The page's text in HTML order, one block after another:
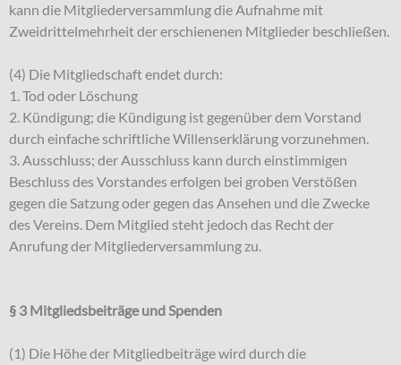
kann die Mitgliederversammlung die Aufnahme mit
Zweidrittelmehrheit der erschienenen Mitglieder beschließen.
(4) Die Mitgliedschaft endet durch:
1. Tod oder Löschung
2. Kündigung; die Kündigung ist gegenüber dem Vorstand
durch einfache schriftliche Willenserklärung vorzunehmen.
3. Ausschluss; der Ausschluss kann durch einstimmigen
Beschluss des Vorstandes erfolgen bei groben Verstößen
gegen die Satzung oder gegen das Ansehen und die Zwecke
des Vereins. Dem Mitglied steht jedoch das Recht der
Anrufung der Mitgliederversammlung zu.
§ 3 Mitgliedsbeiträge und Spenden
(1) Die Höhe der Mitgliedbeiträge wird durch die